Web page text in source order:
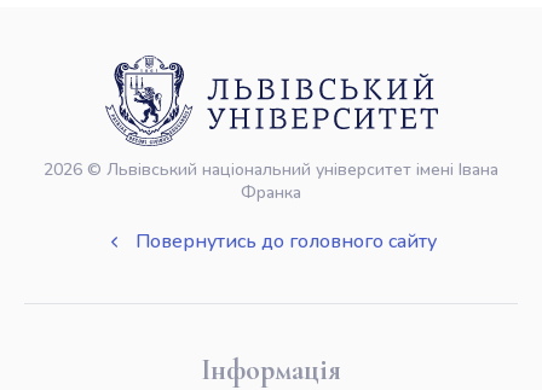
2026 © Львівський національний університет імені Івана
Франка
Повернутись до головного сайту
Інформація